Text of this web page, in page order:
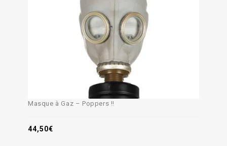
Masque à Gaz – Poppers !!
44,50€